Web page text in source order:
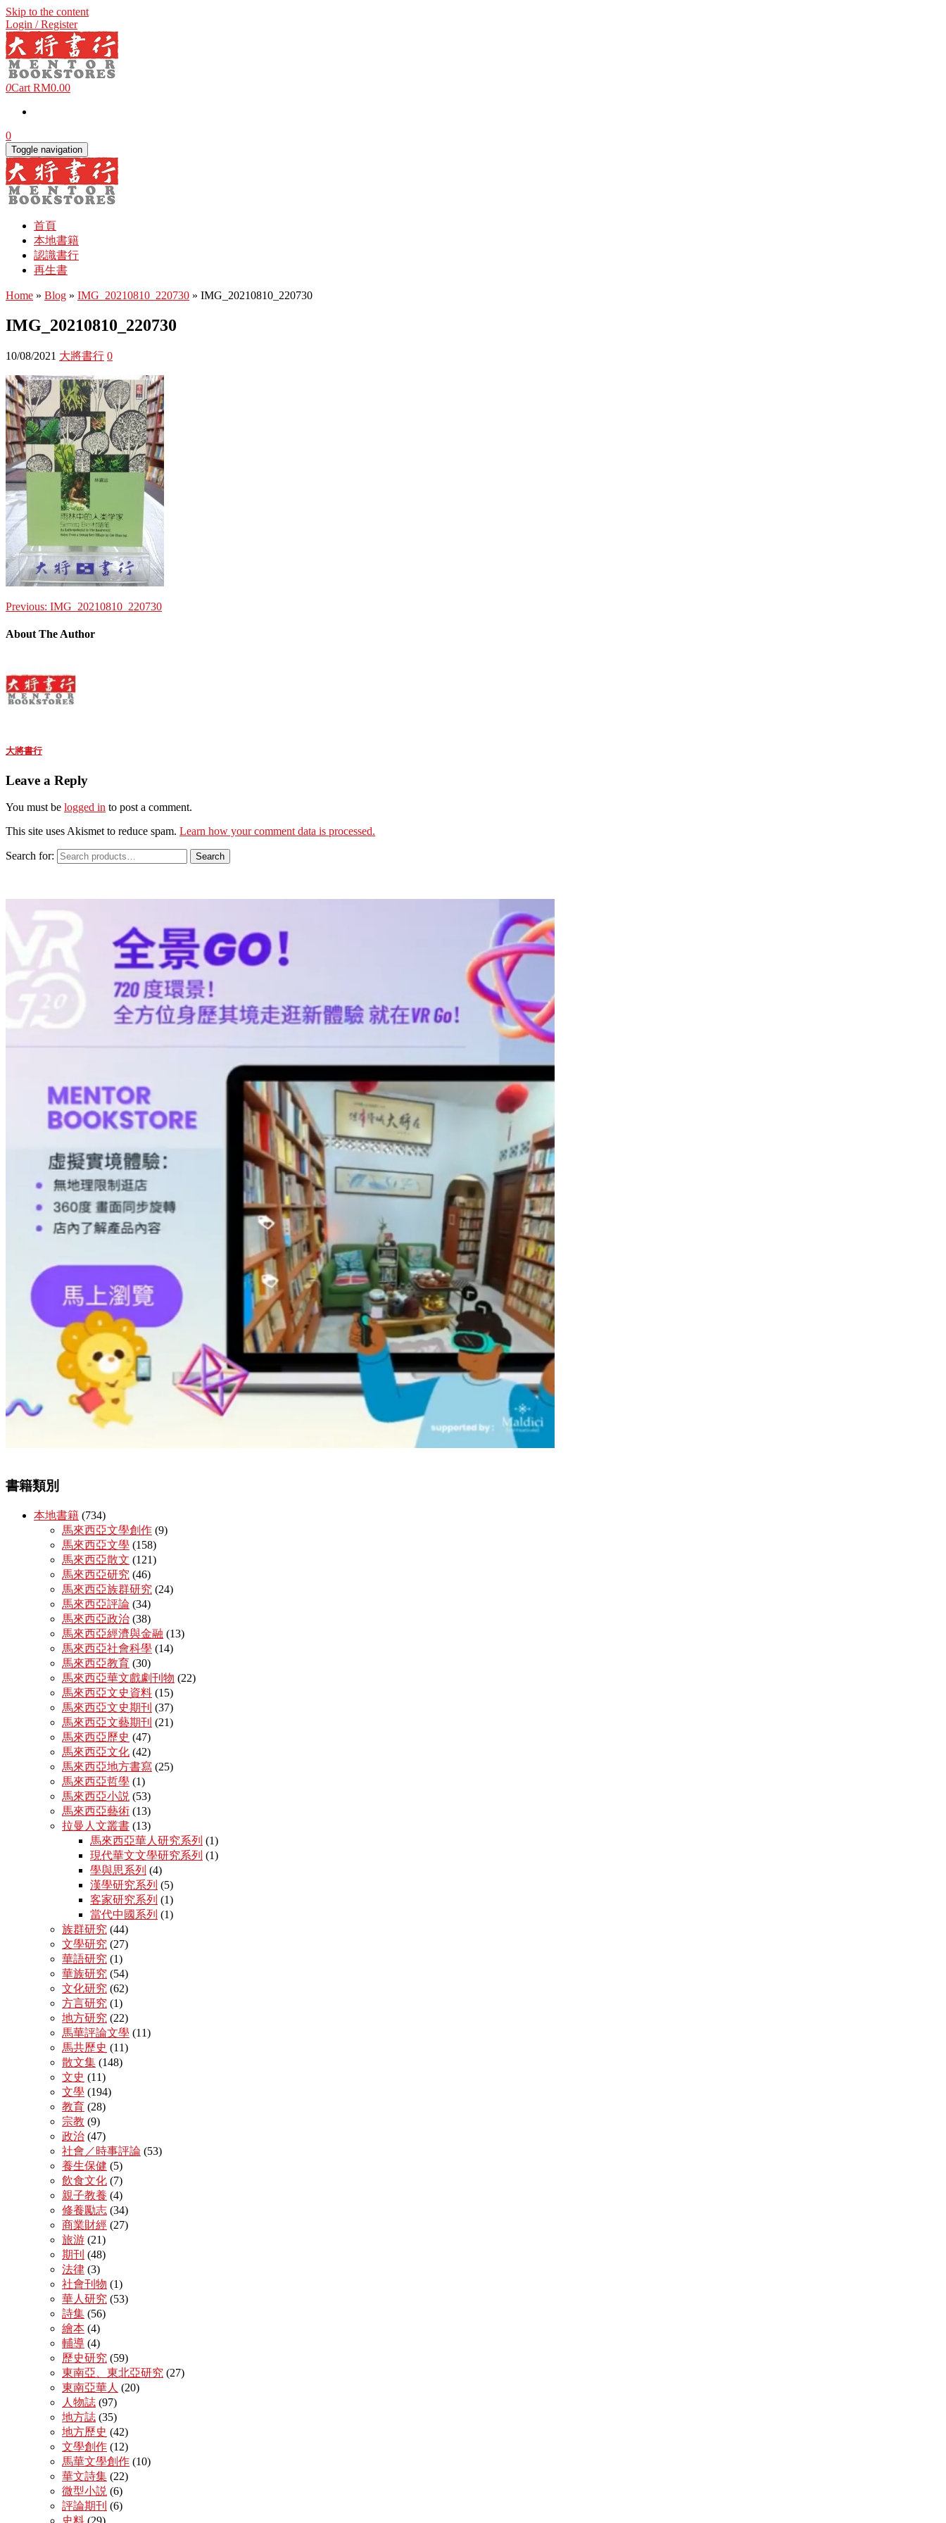
Skip to the content
Login / Register
0Cart RM0.00
0
Toggle navigation
首頁
本地書籍
認識書行
再生書
Home » Blog » IMG_20210810_220730 » IMG_20210810_220730
IMG_20210810_220730
10/08/2021 大將書行 0
Previous: IMG_20210810_220730
About The Author
大將書行
Leave a Reply
You must be logged in to post a comment.
This site uses Akismet to reduce spam. Learn how your comment data is processed.
Search for: Search
書籍類別
本地書籍 (734)
馬來西亞文學創作 (9)
馬來西亞文學 (158)
馬來西亞散文 (121)
馬來西亞研究 (46)
馬來西亞族群研究 (24)
馬來西亞評論 (34)
馬來西亞政治 (38)
馬來西亞經濟與金融 (13)
馬來西亞社會科學 (14)
馬來西亞教育 (30)
馬來西亞華文戲劇刊物 (22)
馬來西亞文史資料 (15)
馬來西亞文史期刊 (37)
馬來西亞文藝期刊 (21)
馬來西亞歷史 (47)
馬來西亞文化 (42)
馬來西亞地方書寫 (25)
馬來西亞哲學 (1)
馬來西亞小説 (53)
馬來西亞藝術 (13)
拉曼人文叢書 (13)
馬來西亞華人研究系列 (1)
現代華文文學研究系列 (1)
學與思系列 (4)
漢學研究系列 (5)
客家研究系列 (1)
當代中國系列 (1)
族群研究 (44)
文學研究 (27)
華語研究 (1)
華族研究 (54)
文化研究 (62)
方言研究 (1)
地方研究 (22)
馬華評論文學 (11)
馬共歷史 (11)
散文集 (148)
文史 (11)
文學 (194)
教育 (28)
宗教 (9)
政治 (47)
社會／時事評論 (53)
養生保健 (5)
飲食文化 (7)
親子教養 (4)
修養勵志 (34)
商業財經 (27)
旅游 (21)
期刊 (48)
法律 (3)
社會刊物 (1)
華人研究 (53)
詩集 (56)
繪本 (4)
輔導 (4)
歷史研究 (59)
東南亞、東北亞研究 (27)
東南亞華人 (20)
人物誌 (97)
地方誌 (35)
地方歷史 (42)
文學創作 (12)
馬華文學創作 (10)
華文詩集 (22)
微型小説 (6)
評論期刊 (6)
史料 (29)